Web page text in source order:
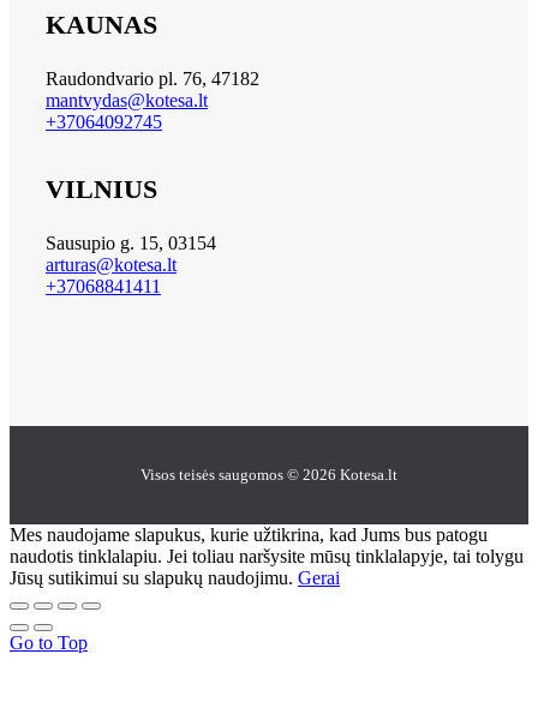
KAUNAS
Raudondvario pl. 76, 47182
mantvydas@kotesa.lt
+37064092745
VILNIUS
Sausupio g. 15, 03154
arturas@kotesa.lt
+37068841411
Visos teisės saugomos © 2026 Kotesa.lt
Mes naudojame slapukus, kurie užtikrina, kad Jums bus patogu
naudotis tinklalapiu. Jei toliau naršysite mūsų tinklalapyje, tai tolygu
Jūsų sutikimui su slapukų naudojimu. Gerai
Go to Top